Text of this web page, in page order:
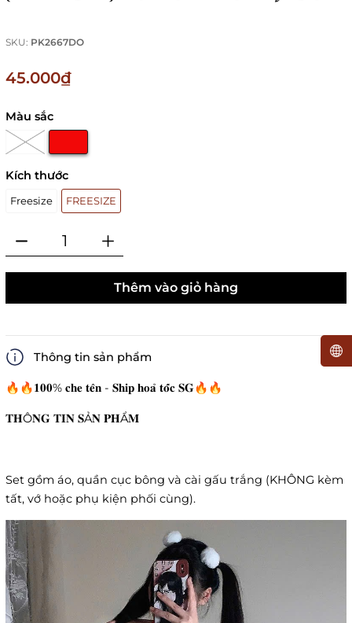
SKU: PK2667DO
45.000₫
Màu sắc
Kích thước
Freesize FREESIZE
Thêm vào giỏ hàng
Thông tin sản phẩm
🔥🔥𝟏𝟎𝟎% 𝐜𝐡𝐞 𝐭𝐞̂𝐧 - 𝐒𝐡𝐢𝐩 𝐡𝐨𝐚̉ 𝐭𝐨̂́𝐜 𝐒𝐆🔥🔥
𝐓𝐇Ô𝐍𝐆 𝐓𝐈𝐍 𝐒Ả𝐍 𝐏𝐇Ẩ𝐌
Set gồm áo, quần cục bông và cài gấu trắng (KHÔNG kèm
tất, vớ hoặc phụ kiện phối cùng).